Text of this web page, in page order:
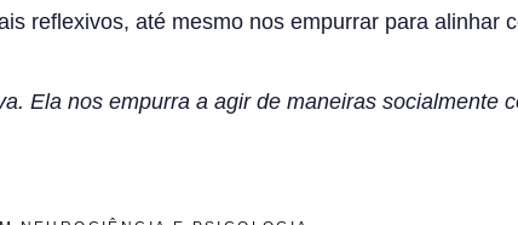
reflexivos, até mesmo nos empurrar para alinhar
Ela nos empurra a agir de maneiras socialmente